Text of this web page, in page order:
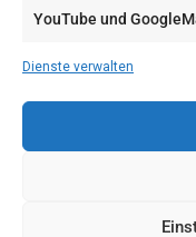
YouTube und
Dienste verwalten